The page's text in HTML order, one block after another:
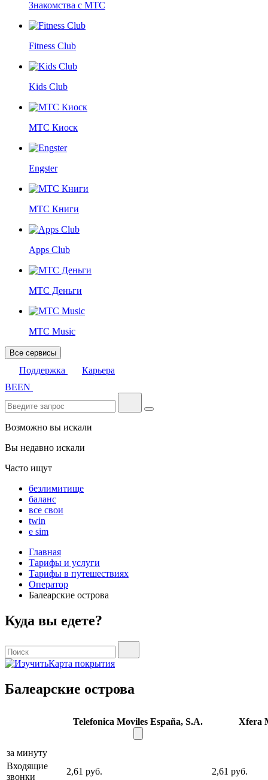
Знакомства с МТС
Fitness Club
Kids Club
МТС Киоск
Engster
МТС Книги
Apps Club
МТС Деньги
МТС Music
Все сервисы
Поддержка
Карьера
BEEN
Возможно вы искали
Вы недавно искали
Часто ищут
безлимитище
баланс
все свои
twin
e sim
Главная
Тарифы и услуги
Тарифы в путешествиях
Оператор
Балеарские острова
Куда вы едете?
Карта покрытия
Балеарские острова
Telefonica Moviles España, S.A. Xfera
за минуту
Входящие
звонки
2,61 руб.
2,61 руб.